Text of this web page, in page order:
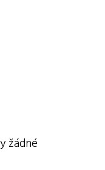
žádné